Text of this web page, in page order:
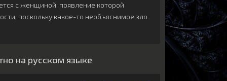
с женщиной, появление которой
поскольку какое-то необъяснимое зло
на русском языке